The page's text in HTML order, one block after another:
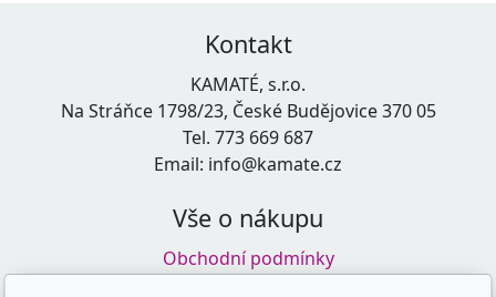
Kontakt
KAMATÉ, s.r.o.
Na Stráňce 1798/23, České Budějovice 370 05
Tel. 773 669 687
Email: info@kamate.cz
Vše o nákupu
Obchodní podmínky